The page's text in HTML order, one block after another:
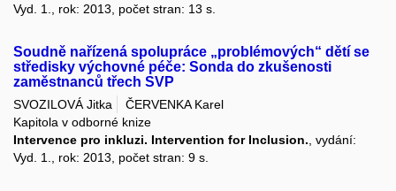
Vyd. 1., rok: 2013, počet stran: 13 s.
Soudně nařízená spolupráce „problémových“ dětí se
středisky výchovné péče: Sonda do zkušenosti
zaměstnanců třech SVP
SVOZILOVÁ Jitka
ČERVENKA Karel
Kapitola v odborné knize
Intervence pro inkluzi. Intervention for Inclusion. , vydání:
Vyd. 1., rok: 2013, počet stran: 9 s.